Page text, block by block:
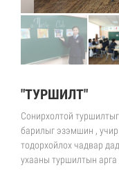
"ТУРШИЛТ"
Сонирхолтой
барилыг эзэмшин , учир
тодорхойлох чадвар
ухааны туршилтын арга